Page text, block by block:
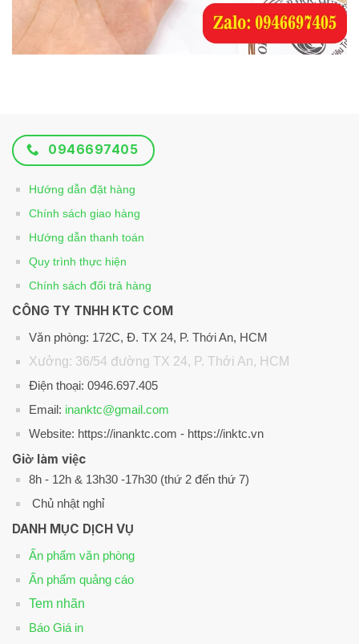
0946697405
Hướng dẫn đặt hàng
Chính sách giao hàng
Hướng dẫn thanh toán
Quy trình thực hiện
Chính sách đổi trả hàng
CÔNG TY TNHH KTC COM
Văn phòng: 172C, Đ. TX 24, P. Thới An, HCM
Xưởng: 36/54 đường TX 24, P. Thới An, HCM
Điện thoại: 0946.697.405
Email: inanktc@gmail.com
Website: https://inanktc.com - https://inktc.vn
Giờ làm việc
8h - 12h & 13h30 -17h30 (thứ 2 đến thứ 7)
Chủ nhật nghỉ
DANH MỤC DỊCH VỤ
Ấn phẩm văn phòng
Ấn phẩm quảng cáo
Tem nhãn
Báo Giá in